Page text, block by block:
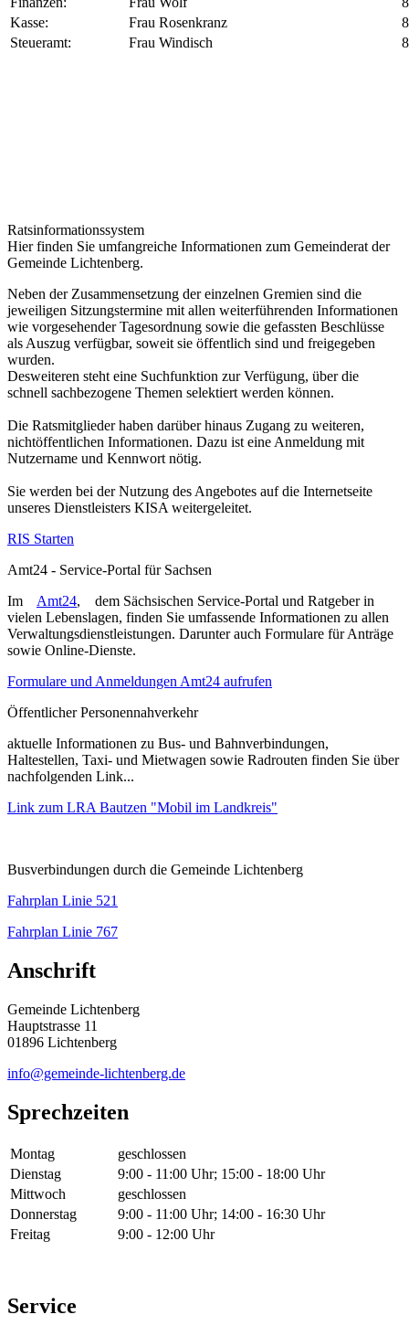
Kasse:
Frau Rosenkranz
Steueramt:
Frau Windisch
Ratsinformationssystem
Hier finden Sie umfangreiche Informationen zum Gemeinderat der
Gemeinde Lichtenberg.
Neben der Zusammensetzung der einzelnen Gremien sind die
jeweiligen Sitzungstermine mit allen weiterführenden Informationen
wie vorgesehender Tagesordnung sowie die gefassten Beschlüsse
als Auszug verfügbar, soweit sie öffentlich sind und freigegeben
wurden.
Desweiteren steht eine Suchfunktion zur Verfügung, über die
schnell sachbezogene Themen selektiert werden können.
Die Ratsmitglieder haben darüber hinaus Zugang zu weiteren,
nichtöffentlichen Informationen. Dazu ist eine Anmeldung mit
Nutzername und Kennwort nötig.
Sie werden bei der Nutzung des Angebotes auf die Internetseite
unseres Dienstleisters KISA weitergeleitet.
RIS Starten
Amt24 - Service-Portal für Sachsen
Im Amt24, dem Sächsischen Service-Portal und Ratgeber in
vielen Lebenslagen, finden Sie umfassende Informationen zu allen
Verwaltungsdienstleistungen. Darunter auch Formulare für Anträge
sowie Online-Dienste.
Formulare und Anmeldungen Amt24 aufrufen
Öffentlicher Personennahverkehr
aktuelle Informationen zu Bus- und Bahnverbindungen,
Haltestellen, Taxi- und Mietwagen sowie Radrouten finden Sie über
nachfolgenden Link...
Link zum LRA Bautzen "Mobil im Landkreis"
Busverbindungen durch die Gemeinde Lichtenberg
Fahrplan Linie 521
Fahrplan Linie 767
Anschrift
Gemeinde Lichtenberg
Hauptstrasse 11
01896 Lichtenberg
info@gemeinde-lichtenberg.de
Sprechzeiten
Montag
geschlossen
Dienstag
9:00 - 11:00 Uhr; 15:00 - 18:00 Uhr
Mittwoch
geschlossen
Donnerstag
9:00 - 11:00 Uhr; 14:00 - 16:30 Uhr
Freitag
9:00 - 12:00 Uhr
Service